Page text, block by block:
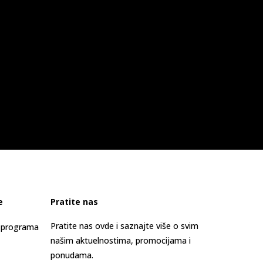
Pratite nas
Pratite nas ovde i saznajte više o svim
našim aktuelnostima, promocijama i
ponudama.